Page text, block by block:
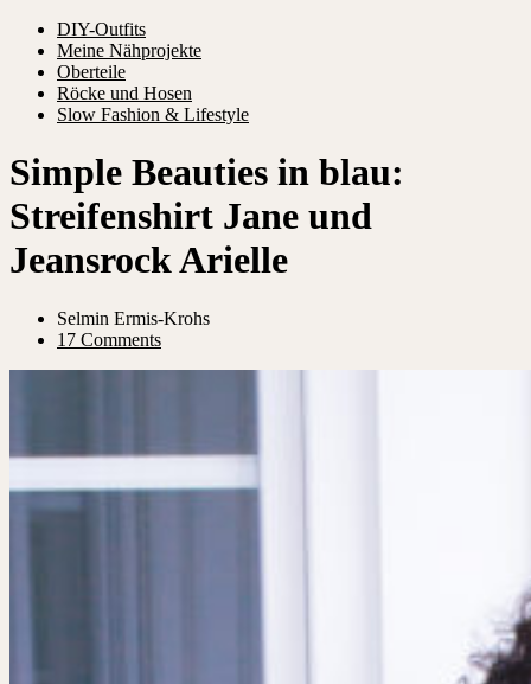
DIY-Outfits
Meine Nähprojekte
Oberteile
Röcke und Hosen
Slow Fashion & Lifestyle
Simple Beauties in blau:
Streifenshirt Jane und
Jeansrock Arielle
Selmin Ermis-Krohs
17 Comments